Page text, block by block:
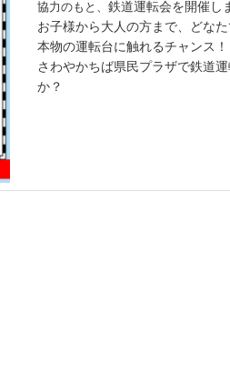
協力のもと、 鉄道運転会を開催し
お子様から大人の方まで、どなた
本物の運転台に触れるチャンス！
さわやかちば県民プラザで鉄道
か？